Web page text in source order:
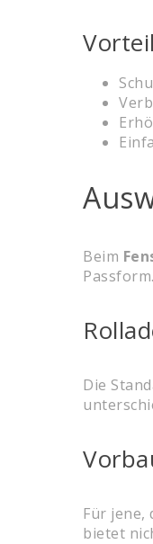
Beim
Die
Für jene,
bietet